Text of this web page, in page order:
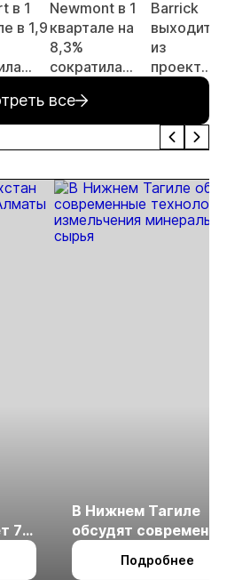
в 1
в 1,9
Newmont в 1
квартале на
8,3%
сократила
золота
Barrick
выходит
из
проекта
«Донлин»
Аляске
все
7
В Нижнем Тагиле
обсудят
технологии
измельчения
Подробнее